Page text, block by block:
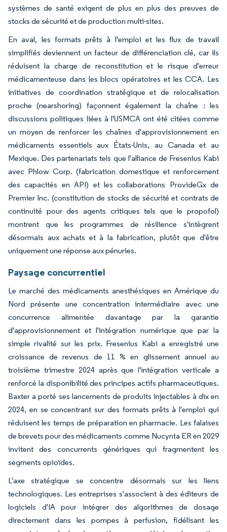
systèmes de santé exigent de plus en plus des preuves de
stocks de sécurité et de production multi-sites.
En aval, les formats prêts à l'emploi et les flux de travail
simplifiés deviennent un facteur de différenciation clé, car ils
réduisent la charge de reconstitution et le risque d'erreur
médicamenteuse dans les blocs opératoires et les CCA. Les
initiatives de coordination stratégique et de relocalisation
proche (nearshoring) façonnent également la chaîne : les
discussions politiques liées à l'USMCA ont été citées comme
un moyen de renforcer les chaînes d'approvisionnement en
médicaments essentiels aux États-Unis, au Canada et au
Mexique. Des partenariats tels que l'alliance de Fresenius Kabi
avec Phlow Corp. (fabrication domestique et renforcement
des capacités en API) et les collaborations ProvideGx de
Premier Inc. (constitution de stocks de sécurité et contrats de
continuité pour des agents critiques tels que le propofol)
montrent que les programmes de résilience s'intègrent
désormais aux achats et à la fabrication, plutôt que d'être
uniquement une réponse aux pénuries.
Paysage concurrentiel
Le marché des médicaments anesthésiques en Amérique du
Nord présente une concentration intermédiaire avec une
concurrence alimentée davantage par la garantie
d'approvisionnement et l'intégration numérique que par la
simple rivalité sur les prix. Fresenius Kabi a enregistré une
croissance de revenus de 11 % en glissement annuel au
troisième trimestre 2024 après que l'intégration verticale a
renforcé la disponibilité des principes actifs pharmaceutiques.
Baxter a porté ses lancements de produits injectables à dix en
2024, en se concentrant sur des formats prêts à l'emploi qui
réduisent les temps de préparation en pharmacie. Les falaises
de brevets pour des médicaments comme Nucynta ER en 2029
invitent des concurrents génériques qui fragmentent les
segments opioïdes.
L'axe stratégique se concentre désormais sur les liens
technologiques. Les entreprises s'associent à des éditeurs de
logiciels d'IA pour intégrer des algorithmes de dosage
directement dans les pompes à perfusion, fidélisant les